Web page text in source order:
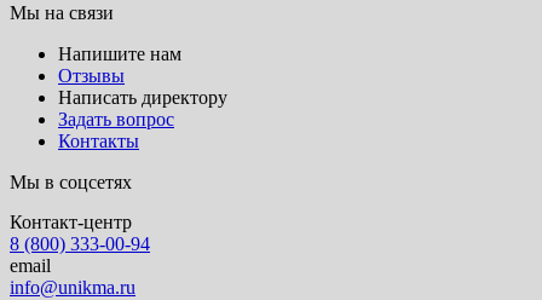
Мы на связи
Напишите нам
Отзывы
Написать директору
Задать вопрос
Контакты
Мы в соцсетях
Контакт-центр
8 (800) 333-00-94
email
info@unikma.ru